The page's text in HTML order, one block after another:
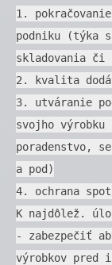
1.
podniku (týka
skladovania či
2. kvalita
3. utváranie
svojho výrobku
poradenstvo,
a pod)
4. ochrana
K najdôlež.
- zabezpečiť
výrobkov pred